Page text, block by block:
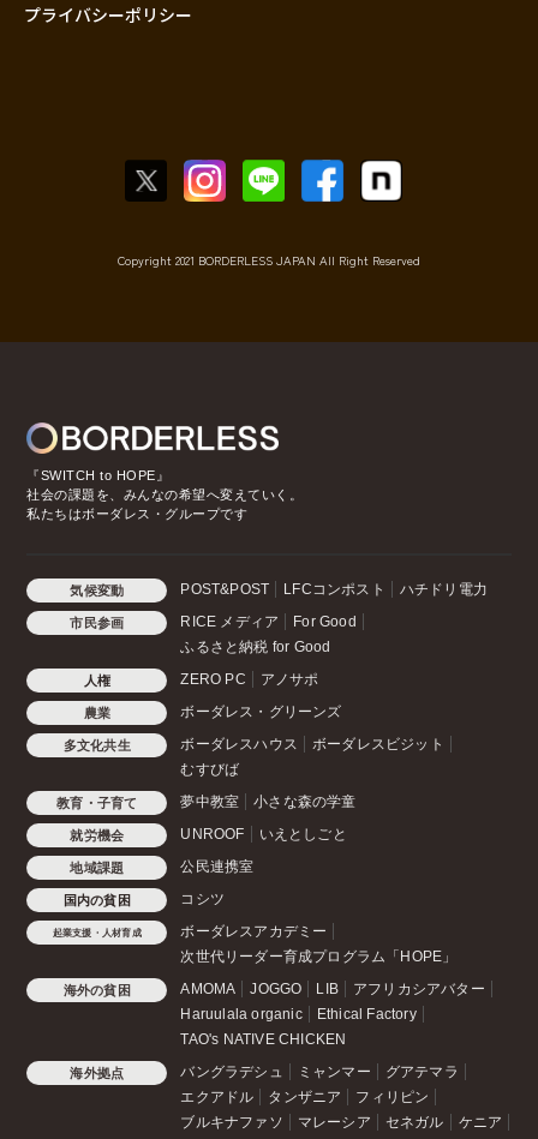
プライバシーポリシー
Copyright 2021 BORDERLESS JAPAN All Right Reserved
『SWITCH to HOPE』
社会の課題を、みんなの希望へ変えていく。
私たちはボーダレス・グループです
気候変動 POST&POST LFCコンポスト ハチドリ電力
市民参画 RICE メディア
For Good
ふるさと納税 for Good
人権 ZERO PC アノサポ
農業 ボーダレス・グリーンズ
多文化共生 ボーダレスハウス
ボーダレスビジット
むすびば
教育・子育て 夢中教室 小さな森の学童
就労機会 UNROOF いえとしごと
地域課題 公民連携室
国内の貧困 コシツ
起業支援・人材育成
ボーダレスアカデミー
次世代リーダー育成プログラム「HOPE」
海外の貧困 AMOMA JOGGO LIB
アフリカシアバター
Haruulala organic
Ethical Factory
TAO's NATIVE CHICKEN
海外拠点 バングラデシュ ミャンマー
グアテマラ
エクアドル
タンザニア
フィリピン
ブルキナファソ
マレーシア セネガル ケニア